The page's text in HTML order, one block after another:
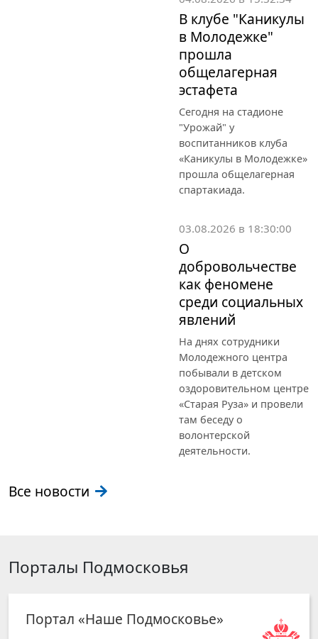
В клубе "Каникулы
в Молодежке"
прошла
общелагерная
эстафета
Сегодня на стадионе
"Урожай" у
воспитанников клуба
«Каникулы в Молодежке»
прошла общелагерная
спартакиада.
03.08.2026 в 18:30:00
О
добровольчестве
как феномене
среди социальных
явлений
На днях сотрудники
Молодежного центра
побывали в детском
оздоровительном центре
«Старая Руза» и провели
там беседу о
волонтерской
деятельности.
Все новости
Порталы Подмосковья
Портал «Наше Подмосковье»